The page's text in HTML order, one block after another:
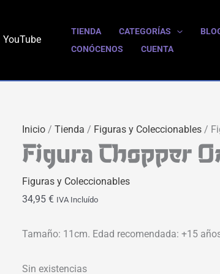
YouTube
TIENDA CATEGORÍAS
CONÓCENOS
CUENTA
Inicio /Tienda / Figuras y Coleccionables /
Figura Chopper
Figuras y Coleccionables
34,95€ IVA Incluído
Tamaño: 11cm. Edad recomendada: +15
Sin existencias